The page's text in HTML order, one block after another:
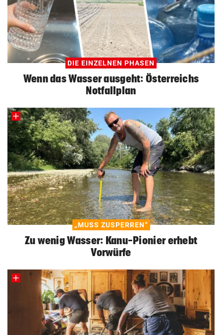
DIE EINZELNEN PHASEN
Wenn das Wasser ausgeht: Österreichs
Notfallplan
„MUSS ZUSPERREN“
Zu wenig Wasser: Kanu-Pionier erhebt
Vorwürfe